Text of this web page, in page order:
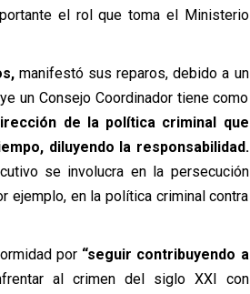
el rol que toma el Ministerio
manifestó sus reparos, debido a un
un Consejo Coordinador tiene como
de la política criminal que
diluyendo la responsabilidad.
se involucra en la persecución
ejemplo, en la política criminal contra
por“seguir contribuyendo a
al crimen del siglo XXI con